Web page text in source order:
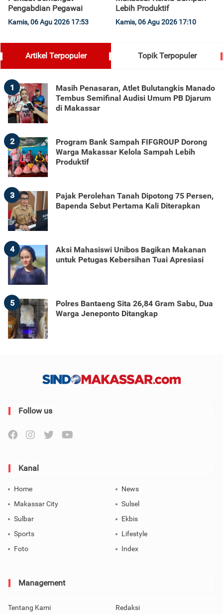
Pengabdian Pegawai
Kamis, 06 Agu 2026 17:53
Lebih Produktif
Kamis, 06 Agu 2026 17:10
Artikel Terpopuler Topik Terpopuler
1
Masih Penasaran, Atlet Bulutangkis Manado
Tembus Semifinal Audisi Umum PB Djarum
di Makassar
2
Program Bank Sampah FIFGROUP Dorong
Warga Makassar Kelola Sampah Lebih
Produktif
3
Pajak Perolehan Tanah Dipotong 75 Persen,
Bapenda Sebut Pertama Kali Diterapkan
4
Aksi Mahasiswi Unibos Bagikan Makanan
untuk Petugas Kebersihan Tuai Apresiasi
5
Polres Bantaeng Sita 26,84 Gram Sabu, Dua
Warga Jeneponto Ditangkap
Follow us
Kanal
Home
News
Makassar City
Sulsel
Sulbar
Ekbis
Sports
Lifestyle
Foto
Index
Management
Tentang Kami Redaksi